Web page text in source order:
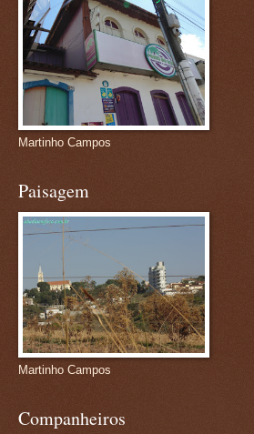
Martinho Campos
Paisagem
Martinho Campos
Companheiros